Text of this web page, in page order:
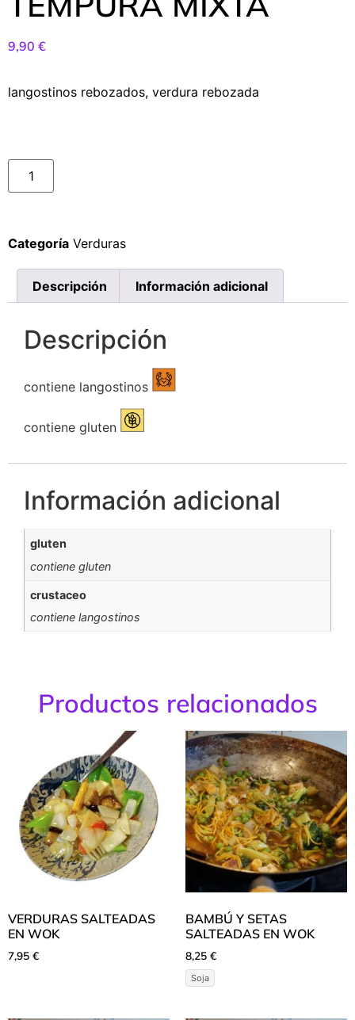
9,90 €
langostinos rebozados, verdura rebozada
Categoría Verduras
Descripción Información adicional
Descripción
contiene langostinos
contiene gluten
Información adicional
gluten
contiene gluten
crustaceo
contiene langostinos
Productos relacionados
VERDURAS SALTEADAS
EN WOK
7,95 €
BAMBÚ Y SETAS
SALTEADAS EN WOK
8,25 €
Soja